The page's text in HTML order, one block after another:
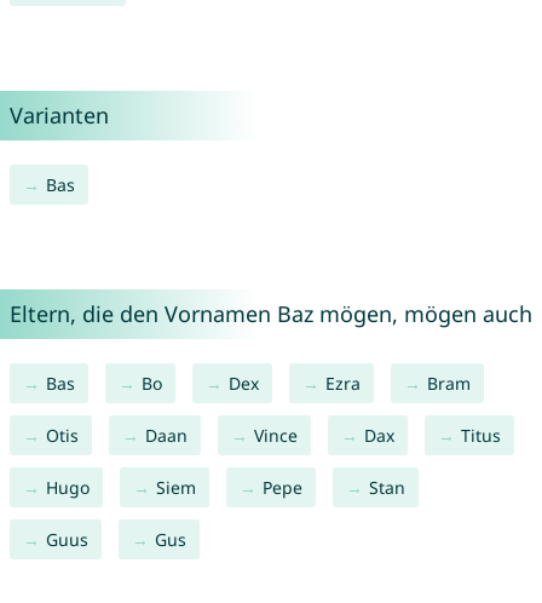
Varianten
Bas
Eltern, die den Vornamen Baz mögen, mögen auch
Bas Bo Dex Ezra Bram
Otis Daan Vince Dax Titus
Hugo Siem Pepe Stan
Guus Gus